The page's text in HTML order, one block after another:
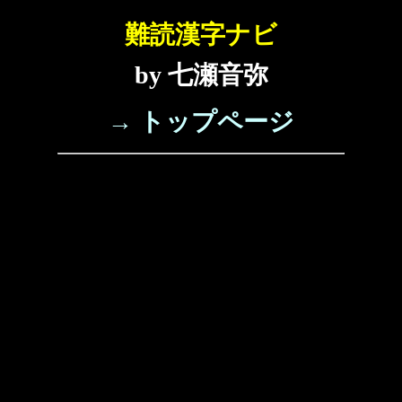
難読漢字ナビ
by 七瀬音弥
→ トップページ